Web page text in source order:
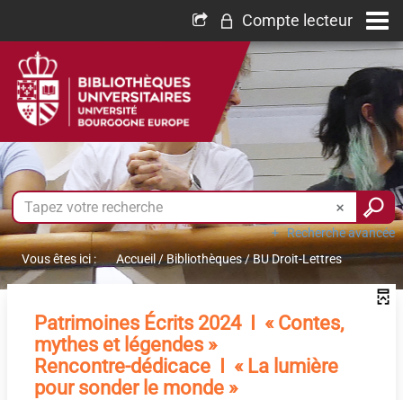
Compte lecteur
Recherche avancée
Vous êtes ici :
Accueil /Bibliothèques/BU Droit-Lettres
Patrimoines Écrits 2024 I « Contes,
mythes et légendes »
Rencontre-dédicace I « La lumière
pour sonder le monde »